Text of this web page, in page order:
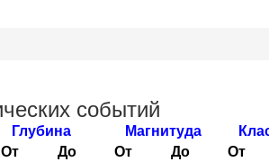
событий
Глубина Магнитуда
От До От До От